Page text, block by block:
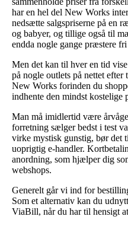
har en hel del New Works
nedsætte salgspriserne på en
og babyer, og tillige også til
endda nogle gange præstere
Men det kan til hver en tid
på nogle outlets på nettet
New Works forinden du
indhente den mindst kostelige
Man må imidlertid være
forretning sælger bedst i test
virke mystisk gunstig, bør det
uoprigtig e-handler.
anordning, som hjælper dig
webshops.
Generelt går vi ind for
Som et alternativ kan du
ViaBill, når du har til hensigt